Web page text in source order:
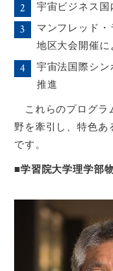
宇宙ビジネス
マンフレッド
地区大会開催
宇宙法国際シ
推進
これらのプログラ
野を牽引し、特色あ
です。
■学習院大学理学部